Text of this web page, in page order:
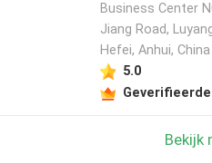
Business Center
Jiang Road,
Hefei, Anhui, China
5.0
Bekijk